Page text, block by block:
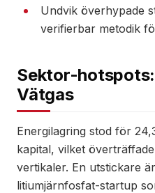
Undvik överhypade
verifierbar metodik
Sektor-
Vätgas
Energilagring stod för
kapital, vilket
vertikaler. En utstickare
litiumjärnfosfat-startup